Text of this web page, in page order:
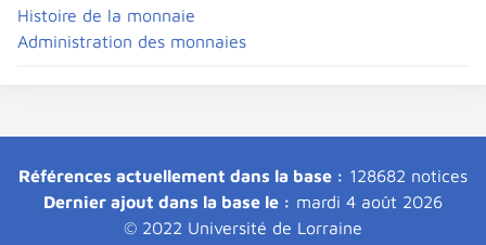
Histoire de la monnaie
Administration des monnaies
Références actuellement dans la base : 128682 notices
Dernier ajout dans la base le : mardi 4 août 2026
© 2022 Université de Lorraine